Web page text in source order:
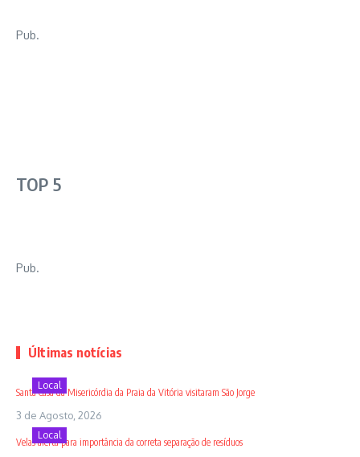
Pub.
TOP 5
Pub.
Últimas notícias
Local
Santa Casa da Misericórdia da Praia da Vitória visitaram São Jorge
3 de Agosto, 2026
Local
Velas alerta para importância da correta separação de resíduos